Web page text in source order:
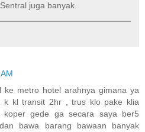
juga banyak.
ke metro hotel arahnya gimana ya
k kl transit 2hr , trus klo pake klia
koper gede ga secara saya ber5
bawa barang bawaan banyak